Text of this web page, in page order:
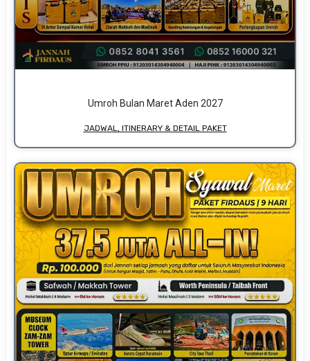
Umroh Bulan Maret Aden 2027
JADWAL, ITINERARY & DETAIL PAKET